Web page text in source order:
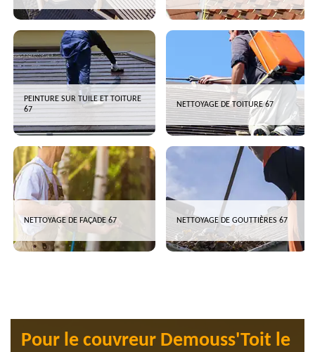
PEINTURE SUR TUILE ET TOITURE
67
NETTOYAGE DE TOITURE 67
NETTOYAGE DE FAÇADE 67 NETTOYAGE DE GOUTTIÈRES 67
Pour le couvreur Demouss'Toit le